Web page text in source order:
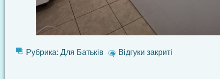
Рубрика: Для Батьків Відгуки закриті